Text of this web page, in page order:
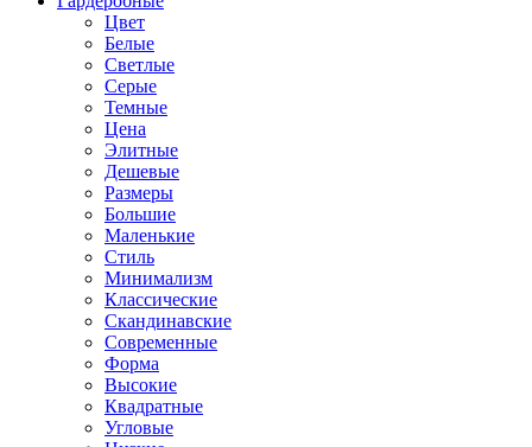
Цвет
Белые
Светлые
Серые
Темные
Цена
Элитные
Дешевые
Размеры
Большие
Маленькие
Стиль
Минимализм
Классические
Скандинавские
Современные
Форма
Высокие
Квадратные
Угловые